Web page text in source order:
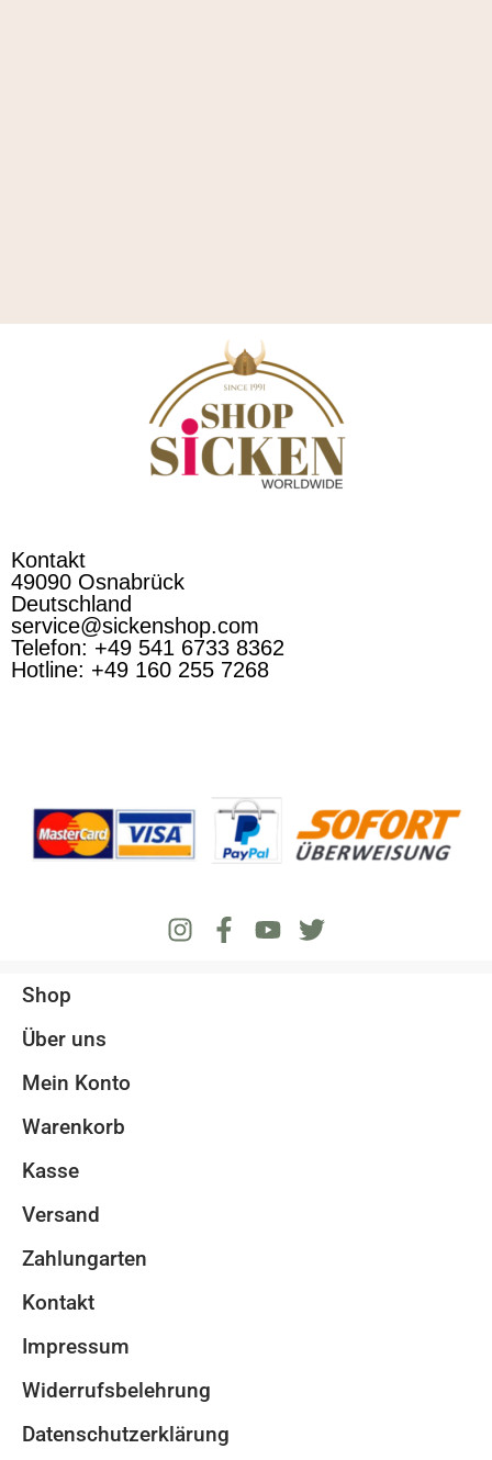
Kontakt
49090 Osnabrück
Deutschland
service@sickenshop.com
Telefon: +49 541 6733 8362
Hotline: +49 160 255 7268
Shop
Über uns
Mein Konto
Warenkorb
Kasse
Versand
Zahlungarten
Kontakt
Impressum
Widerrufsbelehrung
Datenschutzerklärung